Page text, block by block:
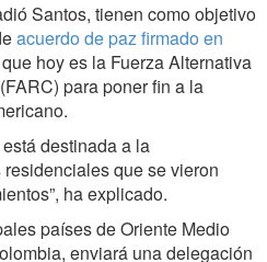
Santos, tienen como objetivo
acuerdo de paz firmado en
hoy es la Fuerza Alternativa
para poner fin a la
destinada a la
que se vieron
ha explicado.
países de Oriente Medio
enviará una delegación